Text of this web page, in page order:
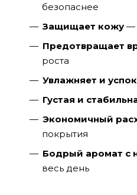
безопаснее
Защищает кожу —
Предотвращает
роста
Увлажняет и
Густая и
Экономичный
покрытия
Бодрый аромат с
весь день